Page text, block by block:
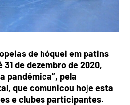
de hóquei em patins
de dezembro de 2020,
pandémica”, pela
que comunicou hoje esta
e clubes participantes.